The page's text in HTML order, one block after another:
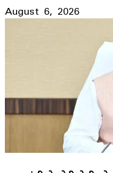
August 6, 2026